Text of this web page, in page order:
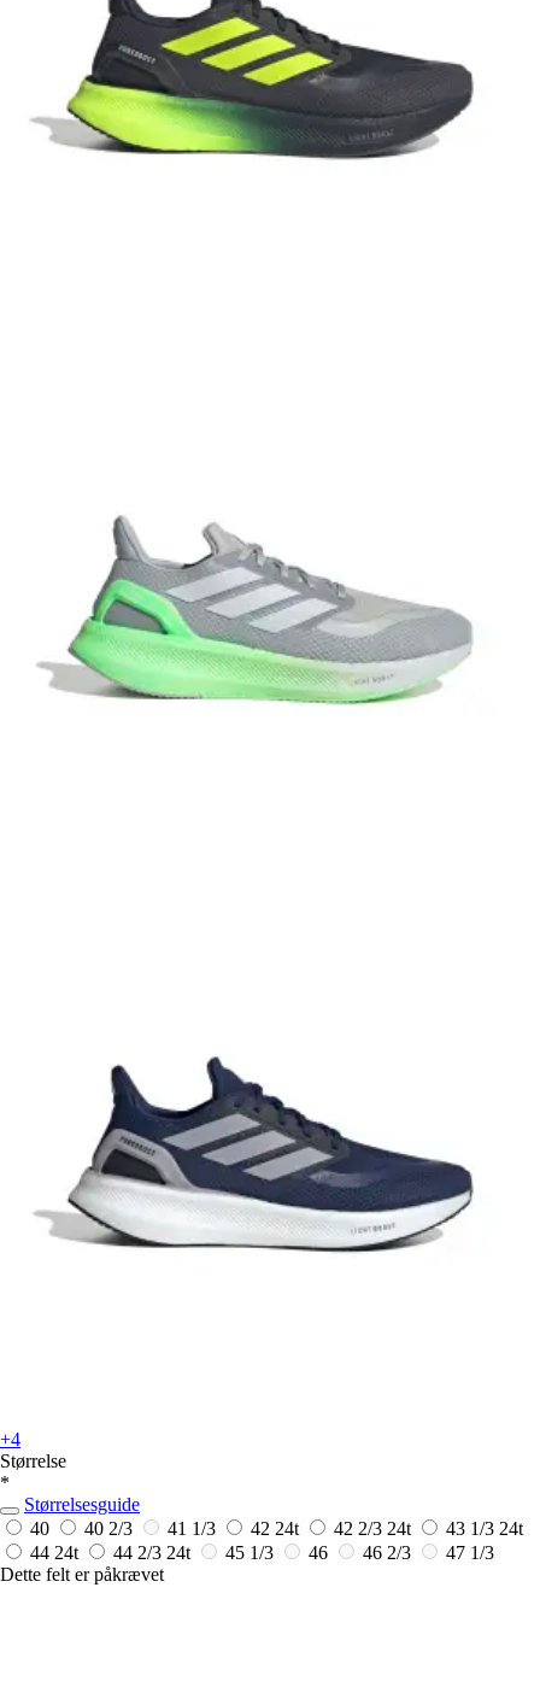
+4
Størrelse
*
Størrelsesguide
40
40 2/3 41 1/3 42 24t 42 2/3 24t 43 1/3 24t
44 24t 44 2/3 24t 45 1/3 46 46 2/3
47 1/3
Dette felt er påkrævet